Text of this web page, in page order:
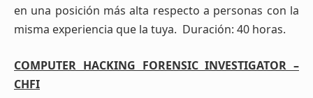
en una posición más alta respecto a personas con la
misma experiencia que la tuya. Duración: 40 horas.
COMPUTER HACKING FORENSIC INVESTIGATOR –
CHFI